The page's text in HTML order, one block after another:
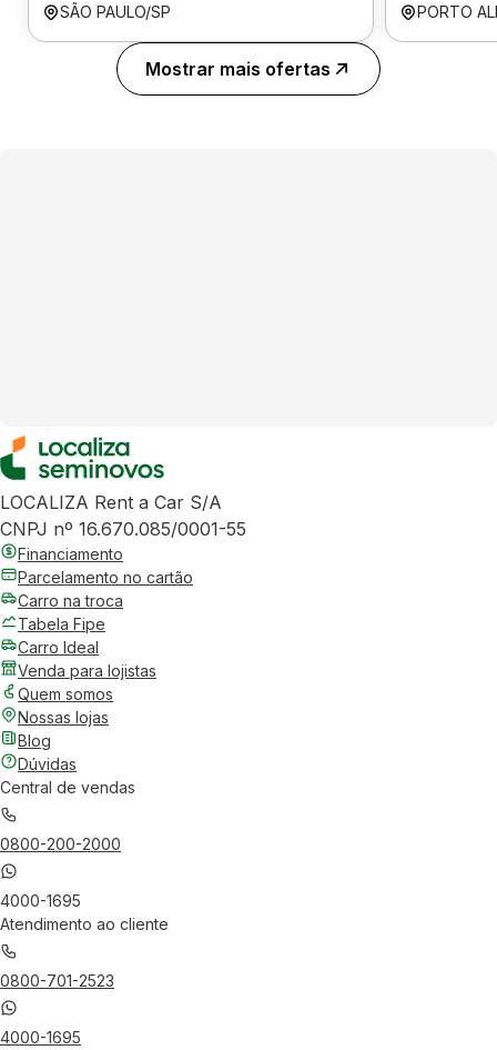
SÃO PAULO/SP PORTO
Mostrar mais ofertas
LOCALIZA Rent a Car S/A
CNPJ nº 16.670.085/0001-55
Financiamento
Parcelamento no cartão
Carro na troca
Tabela Fipe
Carro Ideal
Venda para lojistas
Quem somos
Nossas lojas
Blog
Dúvidas
Central de vendas
0800-200-2000
4000-1695
Atendimento ao cliente
0800-701-2523
4000-1695